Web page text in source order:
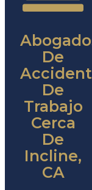
De
De
Trabajo
Cerca
De
Incline,
CA